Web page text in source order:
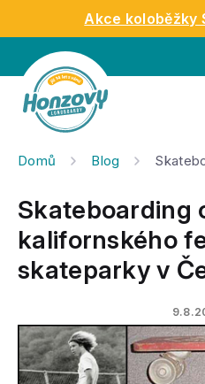
obsah
Akce koloběžky
Domů Blog
Skateboarding
kalifornského
skateparky v